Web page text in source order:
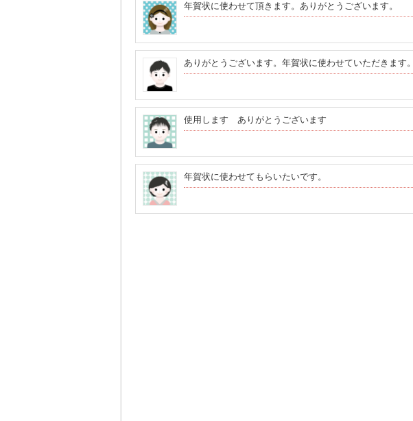
年賀状に使わせて頂きます。ありがとうございます。
ありがとうございます。年賀状に使わせていただきます。
使用します ありがとうございます
年賀状に使わせてもらいたいです。